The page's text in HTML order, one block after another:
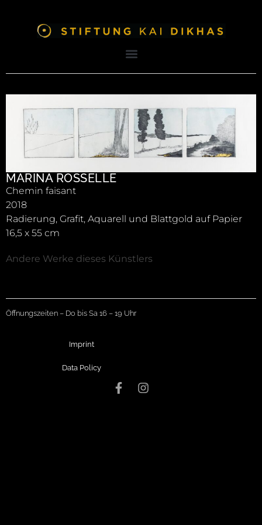
MARINA ROSSELLE
Chemin faisant
2018
Radierung, Grafit, Aquarell und Blattgold auf Papier
16,5 x 55 cm
Andere Werke dieses Künstlers
Öffnungszeiten – Do bis Sa 16 – 19 Uhr
Imprint
Data Policy